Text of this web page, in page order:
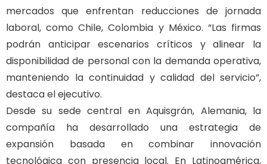
mercados que enfrentan reducciones de jornada
laboral, como Chile, Colombia y México. “Las firmas
podrán anticipar escenarios críticos y alinear la
disponibilidad de personal con la demanda operativa,
manteniendo la continuidad y calidad del servicio”,
destaca el ejecutivo.
Desde su sede central en Aquisgrán, Alemania, la
compañía ha desarrollado una estrategia de
expansión basada en combinar innovación
tecnológica con presencia local. En Latinoamérica,